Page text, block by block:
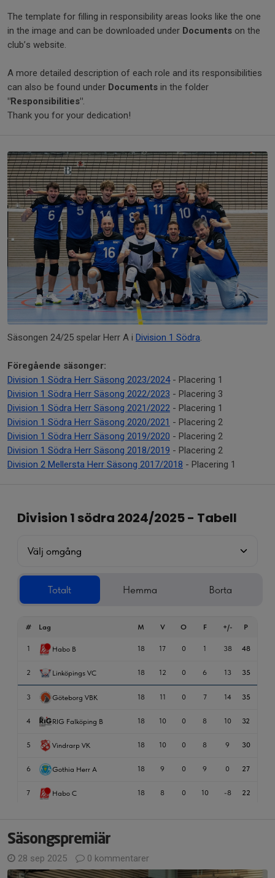
The template for filling in responsibility areas looks like the one
in the image and can be downloaded under Documents on the
club’s website.
A more detailed description of each role and its responsibilities
can also be found under Documents in the folder
"Responsibilities".
Thank you for your dedication!
Säsongen 24/25 spelar Herr A i Division 1 Södra.
Föregående säsonger:
Division 1 Södra Herr Säsong 2023/2024- Placering 1
Division 1 Södra Herr Säsong 2022/2023 - Placering 3
Division 1 Södra Herr Säsong 2021/2022 - Placering 1
Division 1 Södra Herr Säsong 2020/2021 - Placering 2
Division 1 Södra Herr Säsong 2019/2020 - Placering 2
Division 1 Södra Herr Säsong 2018/2019 - Placering 2
Division 2 Mellersta Herr Säsong 2017/2018 - Placering 1
Säsongspremiär
28 sep 2025 0 kommentarer